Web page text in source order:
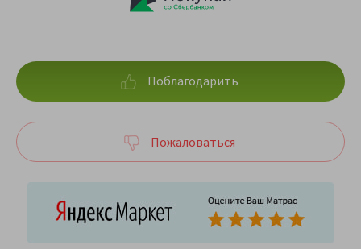
Поблагодарить
Пожаловаться